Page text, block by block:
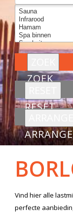
ZOEK
RESET
Vind hier alle
perfecte